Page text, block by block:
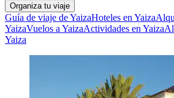
Organiza tu viaje
Guía de viaje de YaizaHoteles en Yaiza
YaizaVuelos a YaizaActividades en Yaiza
Yaiza